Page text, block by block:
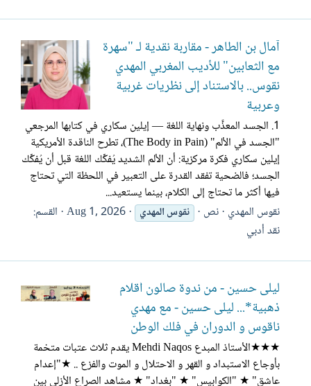
آمال بن الطاهر - مقاربة نقدية لـ "سهرة
مع الثعابين" للأديب المغربي المهدي
نقوس.. بالاستناد إلى نظريات غربية
وعربية
1. الجسد المعذَّب ونهاية اللغة — إيلين سكاري في كتابها المرجعي
"الجسد في الألم" (The Body in Pain)، تطرح الناقدة الأمريكية
إيلين سكاري فكرة مركزية: أن الألم الشديد يُفكِّك اللغة قبل أن يُفكِّك
الجسد؛ فالضحية تفقد القدرة على التعبير في اللحظة التي تحتاج
فيها أكثر ما تحتاج إلى الكلام، بينما يستعيد...
نقوس المهدي نص نقوسالمهدي Aug 1, 2026 القسم:
نقد أدبي
ليلى حسين - من ندوة صالون أقلام
ذهبية*... ليلى حسين - مع مهدي
ناقوس و الدوران في فلك الوطن
★★★الأستاذ المبدع Mehdi Naqos يقدم ثلاث عتبات متخمة
بأوجاع الاستبداد و القهر و الاحتلال و الموت والفزع .. ★"إعدام
عاشق" ★ "الكوابيس" ★ "بغداد" ★ مشاهد الصراع الأزلي بين